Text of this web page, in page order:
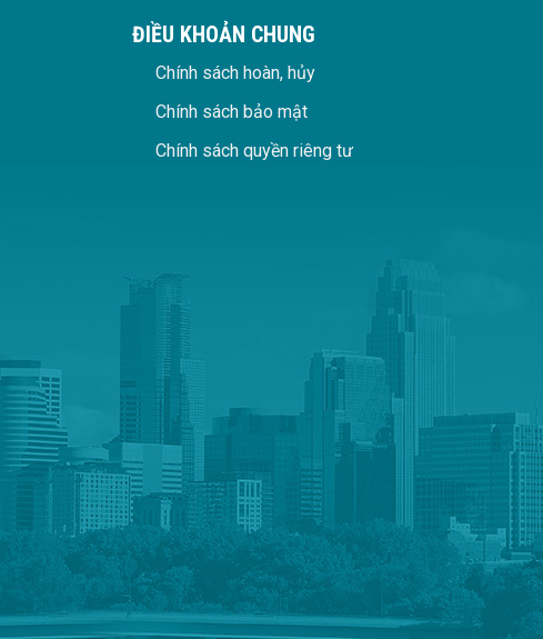
ĐIỀU KHOẢN CHUNG
Chính sách hoàn, hủy
Chính sách bảo mật
Chính sách quyền riêng tư